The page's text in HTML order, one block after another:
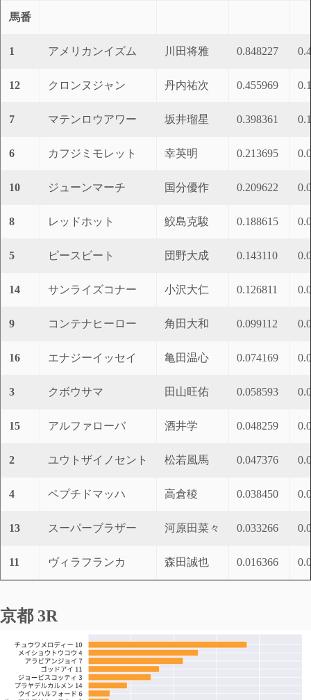
馬番
1 アメリカンイズム 川田将雅 0.848227
12 クロンヌジャン 丹内祐次 0.455969
7 マテンロウアワー 坂井瑠星 0.398361
6 カフジミモレット 幸英明 0.213695
10 ジューンマーチ 国分優作 0.209622
8 レッドホット 鮫島克駿 0.188615
5 ピースビート 団野大成 0.143110
14 サンライズコナー 小沢大仁 0.126811
9 コンテナヒーロー 角田大和 0.099112
16 エナジーイッセイ 亀田温心 0.074169
3 クボウサマ 田山旺佑 0.058593
15 アルファローバ 酒井学 0.048259
2 ユウトザイノセント 松若風馬 0.047376
4 ペプチドマッハ 高倉稜 0.038450
13 スーパーブラザー 河原田菜々 0.033266
11 ヴィラフランカ 森田誠也 0.016366
京都 3R